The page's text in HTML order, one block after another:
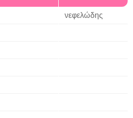
νεφελώδης